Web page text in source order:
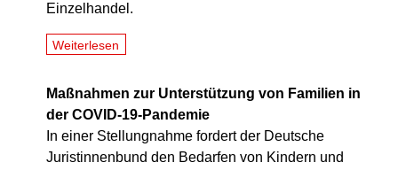
Einzelhandel.
Weiterlesen
Maßnahmen zur Unterstützung von Familien in
der COVID-19-Pandemie
In einer Stellungnahme fordert der Deutsche
Juristinnenbund den Bedarfen von Kindern und